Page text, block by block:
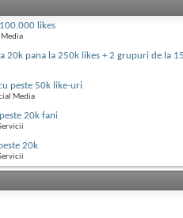
likes
20k pana la 250k likes + 2 grupuri de la
peste 50k like-uri
Media
20k fani
20k